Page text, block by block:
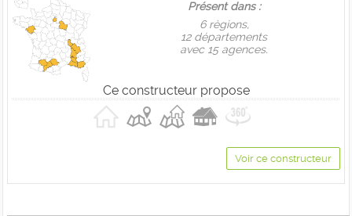
Présent dans :
6 règions,
12 départements
avec 15 agences.
Ce constructeur propose
Voir ce constructeur